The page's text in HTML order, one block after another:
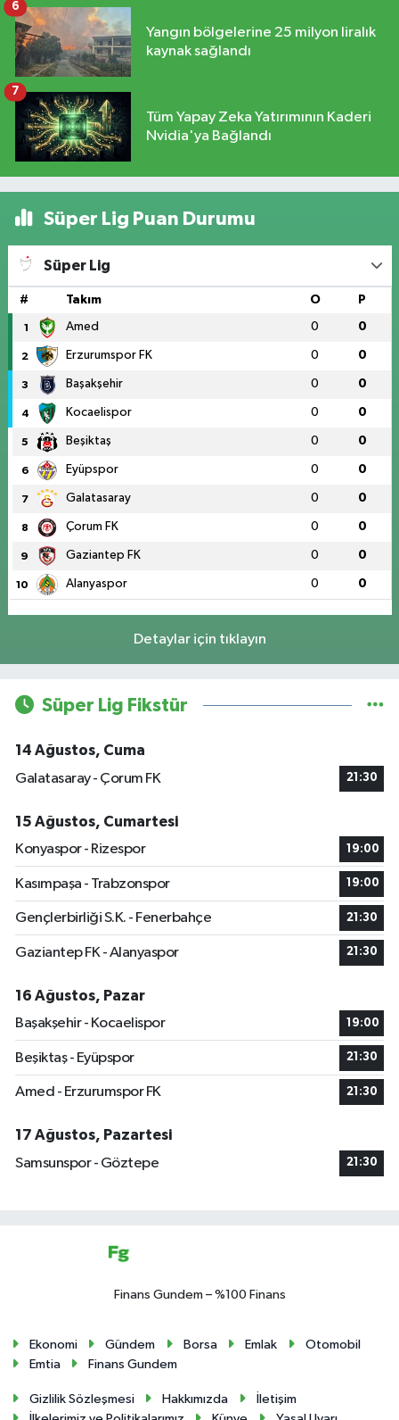
Yangın bölgelerine 25 milyon liralık
kaynak sağlandı
6
Tüm Yapay Zeka Yatırımının Kaderi
Nvidia'ya Bağlandı
7
Süper Lig Puan Durumu
Süper Lig
# Takım O P
1 Amed 0 0
2 Erzurumspor FK 0 0
3 Başakşehir 0 0
4 Kocaelispor 0 0
5 Beşiktaş 0 0
6 Eyüpspor 0 0
7 Galatasaray 0 0
8 Çorum FK 0 0
9 Gaziantep FK 0 0
10 Alanyaspor 0 0
Detaylar için tıklayın
Süper Lig Fikstür
14 Ağustos, Cuma
Galatasaray - Çorum FK
21:30
15 Ağustos, Cumartesi
Konyaspor - Rizespor
19:00
Kasımpaşa - Trabzonspor 19:00
Gençlerbirliği S.K. - Fenerbahçe 21:30
Gaziantep FK - Alanyaspor 21:30
16 Ağustos, Pazar
Başakşehir - Kocaelispor
19:00
Beşiktaş - Eyüpspor 21:30
Amed - Erzurumspor FK 21:30
17 Ağustos, Pazartesi
Samsunspor - Göztepe
21:30
Finans Gundem – %100 Finans
Ekonomi Gündem Borsa Emlak
Otomobil
Emtia
Finans Gundem
Gizlilik Sözleşmesi Hakkımızda
İletişim